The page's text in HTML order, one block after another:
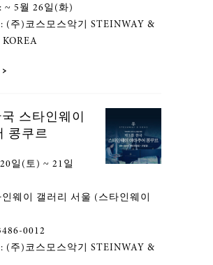
~ 5월 26일(화)
(주)코스모스악기 STEINWAY &
KOREA
스타인웨이
콩쿠르
일(토) ~ 21일
웨이 갤러리 서울 (스타인웨이
0012
(주)코스모스악기 STEINWAY &